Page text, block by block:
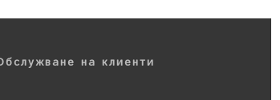
на клиенти